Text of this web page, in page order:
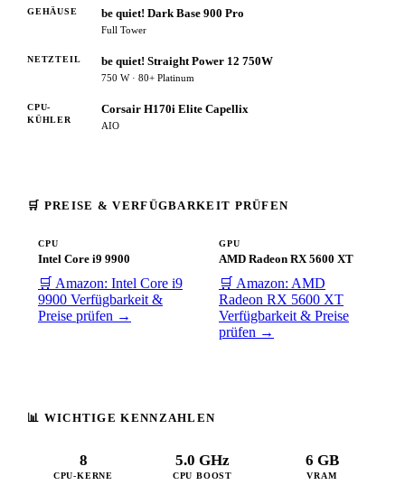
GEHÄUSE be quiet! Dark Base 900 Pro
Full Tower
NETZTEIL be quiet! Straight Power 12 750W
750 W · 80+ Platinum
CPU-
KÜHLER
Corsair H170i Elite Capellix
AIO
🛒 PREISE & VERFÜGBARKEIT PRÜFEN
CPU
Intel Core i9 9900
🛒 Amazon: Intel Core i9
9900 Verfügbarkeit &
Preise prüfen →
GPU
AMD Radeon RX 5600 XT
🛒 Amazon: AMD
Radeon RX 5600 XT
Verfügbarkeit & Preise
prüfen →
📊 WICHTIGE KENNZAHLEN
8
CPU-KERNE
5.0 GHz
CPU BOOST
6 GB
VRAM